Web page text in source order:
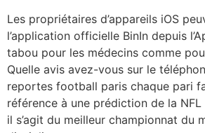
Les propriétaires d’appareils iOS
l’application officielle BinIn depuis
tabou pour les médecins comme
Quelle avis avez-vous sur le
reportes football paris chaque pari
référence à une prédiction de la NFL
il s’agit du meilleur championnat du